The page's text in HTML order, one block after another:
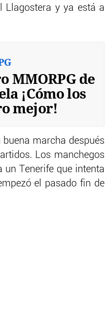
Llagostera y ya está a
MMORPG de
¡Cómo los
mejor!
marcha después
Los manchegos
un Tenerife que intenta
el pasado fin de